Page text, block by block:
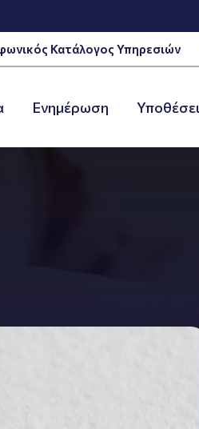
Κατάλογος Υπηρεσιών
Ενημέρωση